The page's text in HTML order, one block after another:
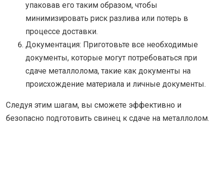
упаковав его таким образом, чтобы
минимизировать риск разлива или потерь в
процессе доставки.
Документация: Приготовьте все необходимые
документы, которые могут потребоваться при
сдаче металлолома, такие как документы на
происхождение материала и личные документы.
Следуя этим шагам, вы сможете эффективно и
безопасно подготовить свинец к сдаче на металлолом.